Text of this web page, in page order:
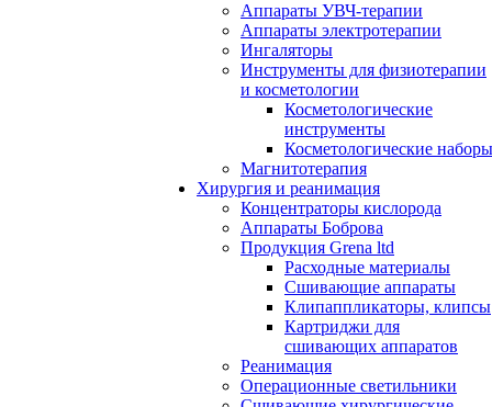
Аппараты УВЧ-терапии
Аппараты электротерапии
Ингаляторы
Инструменты для физиотерапии
и косметологии
Косметологические
инструменты
Косметологические наборы
Магнитотерапия
Хирургия и реанимация
Концентраторы кислорода
Аппараты Боброва
Продукция Grena ltd
Расходные материалы
Сшивающие аппараты
Клипаппликаторы, клипсы
Картриджи для
сшивающих аппаратов
Реанимация
Операционные светильники